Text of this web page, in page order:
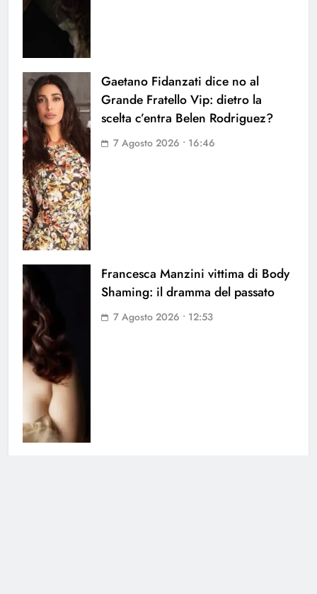
Gaetano Fidanzati dice no al
Grande Fratello Vip: dietro la
scelta c’entra Belen Rodriguez?
7 Agosto 2026 • 16:46
Francesca Manzini vittima di Body
Shaming: il dramma del passato
7 Agosto 2026 • 12:53